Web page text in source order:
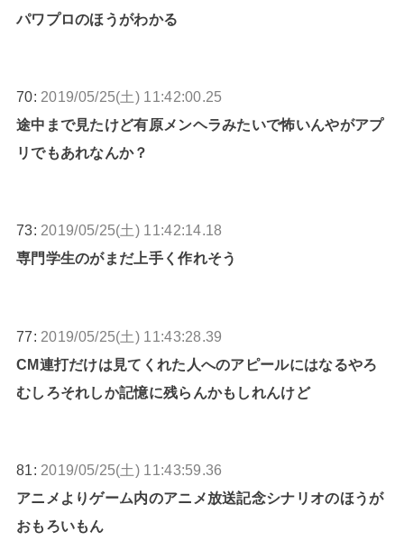
パワプロのほうがわかる
70: 2019/05/25(土) 11:42:00.25
途中まで見たけど有原メンヘラみたいで怖いんやがアプ
リでもあれなんか？
73: 2019/05/25(土) 11:42:14.18
専門学生のがまだ上手く作れそう
77: 2019/05/25(土) 11:43:28.39
CM連打だけは見てくれた人へのアピールにはなるやろ
むしろそれしか記憶に残らんかもしれんけど
81: 2019/05/25(土) 11:43:59.36
アニメよりゲーム内のアニメ放送記念シナリオのほうが
おもろいもん